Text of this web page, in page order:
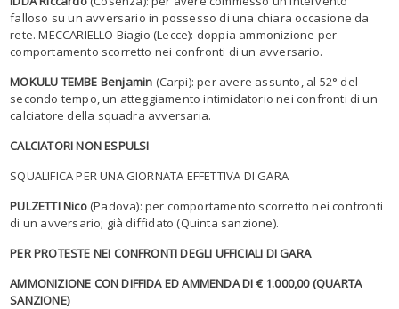
falloso su un avversario in possesso di una chiara occasione da
rete. MECCARIELLO Biagio (Lecce): doppia ammonizione per
comportamento scorretto nei confronti di un avversario.
MOKULU TEMBE Benjamin (Carpi): per avere assunto, al 52° del
secondo tempo, un atteggiamento intimidatorio nei confronti di un
calciatore della squadra avversaria.
CALCIATORI NON ESPULSI
SQUALIFICA PER UNA GIORNATA EFFETTIVA DI GARA
PULZETTI Nico(Padova): per comportamento scorretto nei confronti
di un avversario; già diffidato (Quinta sanzione).
PER PROTESTE NEI CONFRONTI DEGLI UFFICIALI DI GARA
AMMONIZIONE CON DIFFIDA ED AMMENDA DI € 1.000,00 (QUARTA
SANZIONE)